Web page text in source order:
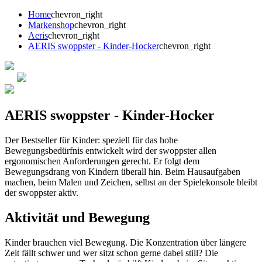
Homechevron_right
Markenshopchevron_right
Aerischevron_right
AERIS swoppster - Kinder-Hockerchevron_right
AERIS swoppster - Kinder-Hocker
Der Bestseller für Kinder: speziell für das hohe
Bewegungsbedürfnis entwickelt wird der swoppster allen
ergonomischen Anforderungen gerecht. Er folgt dem
Bewegungsdrang von Kindern überall hin. Beim Hausaufgaben
machen, beim Malen und Zeichen, selbst an der Spielekonsole bleibt
der swoppster aktiv.
Aktivität und Bewegung
Kinder brauchen viel Bewegung. Die Konzentration über längere
Zeit fällt schwer und wer sitzt schon gerne dabei still? Die